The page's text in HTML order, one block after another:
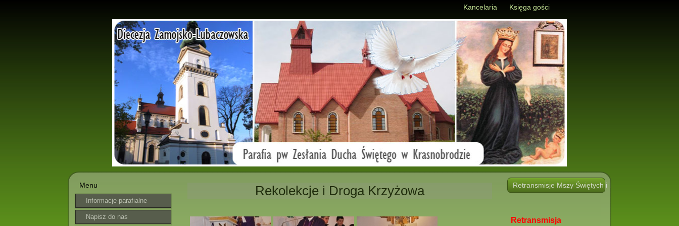
Kancelaria Księga gości
Menu
Informacje parafialne
Napisz do nas
Rekolekcje i Droga Krzyżowa Retransmisje Mszy Świętych i Nabożeństw i innych
Retransmisja